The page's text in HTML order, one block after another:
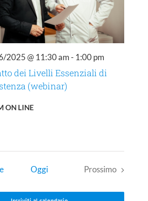
2025 @ 11:30 am - 1:00 pm
dei Livelli Essenziali di
(webinar)
ON LINE
Eventi Oggi
Prossimo